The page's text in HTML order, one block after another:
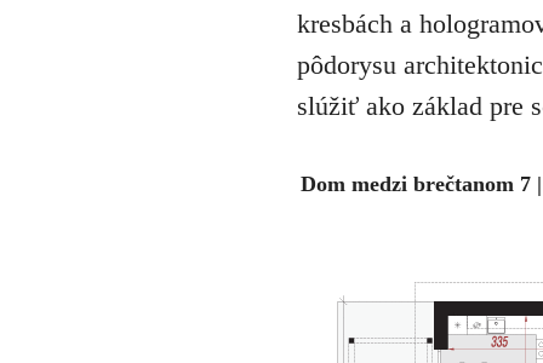
kresbách a
pôdorysu
slúžiť ako základ pre
Dom medzi brečtanom 7